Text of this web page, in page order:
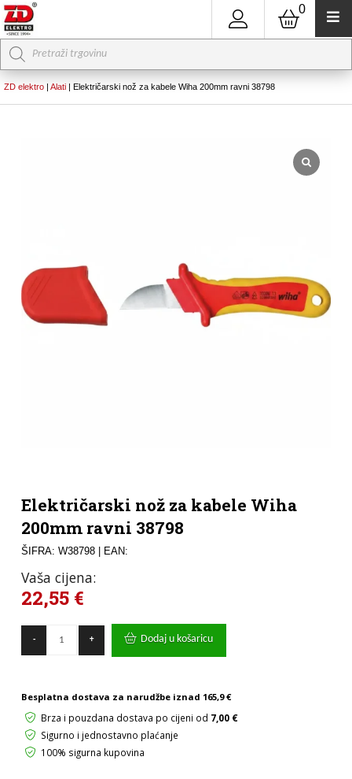
0
Products
search
ZD elektro | Alati | Električarski nož za kabele Wiha 200mm ravni 38798
Električarski nož za kabele Wiha
200mm ravni 38798
ŠIFRA: W38798| EAN:
Vaša cijena:
22,55 €
-
za
200mm
količina
+ Dodaj u košaricu
Besplatna dostava za narudžbe iznad 165,9 €
Brza i pouzdana dostava po cijeni od 7,00 €
Sigurno i jednostavno plaćanje
100% sigurna kupovina